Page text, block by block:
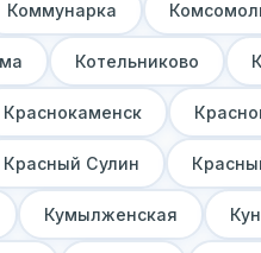
Коммунарка
Котельниково
Краснокаменск
Красный Сулин
Кумылженская